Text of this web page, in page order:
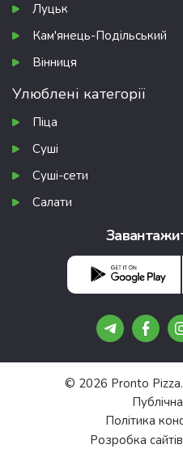
Луцьк
Кам'янець-Подільський
Вінниця
Улюблені категорії
Піца
Суші
Суші-сети
Салати
© 2026 Pronto
Політика
Розробка сайтів